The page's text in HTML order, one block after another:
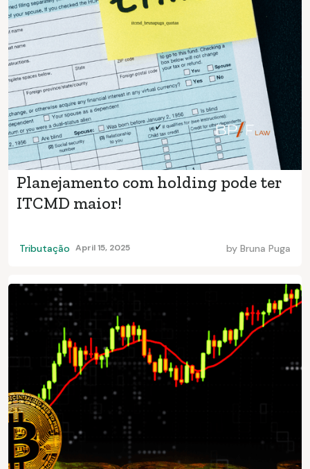
Planejamento com holding pode ter
ITCMD maior!
Tributação April 15, 2025 by Bruna Puga